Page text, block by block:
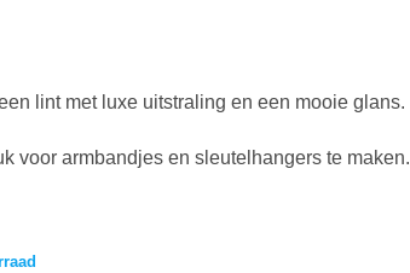
lint met luxe uitstraling en een mooie glans.
voor armbandjes en sleutelhangers te maken.